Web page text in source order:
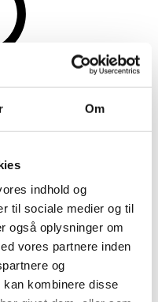
Om
indhold og
til sociale medier og til
også oplysninger om
vores partnere inden
og
kombinere disse
sofa